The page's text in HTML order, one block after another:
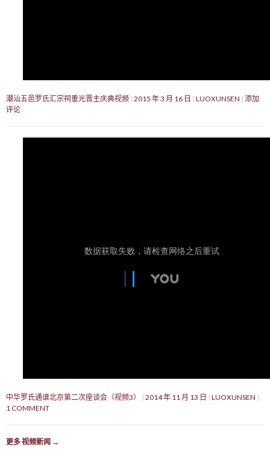
潮汕五邑罗氏汇宗祠重光晋主庆典视频 2015 年 3 月 16 日 LUOXUNSEN 添加
评论
中华罗氏通谱北京第二次座谈会（视频3） 2014 年 11 月 13 日
LUOXUNSEN
1 COMMENT
更多 视频新闻 →